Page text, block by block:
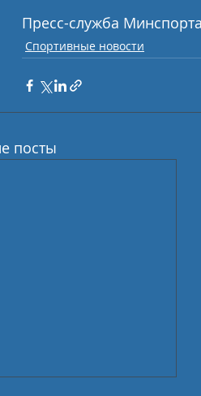
Пресс-служба
Спортивные новости
посты